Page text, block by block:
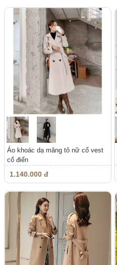
Áo khoác dạ măng tô nữ cổ vest
cổ điển
1.140.000 đ